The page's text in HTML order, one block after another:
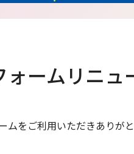
ォームリニ
ムをご利用いただきありが